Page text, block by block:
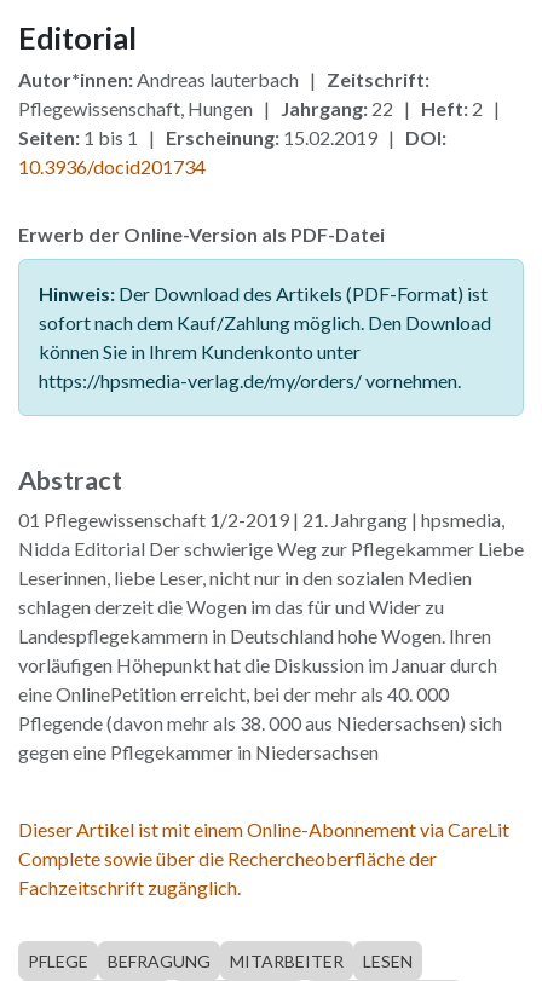
Editorial
Autor*innen:Andreas lauterbach | Zeitschrift:
Pflegewissenschaft, Hungen | Jahrgang: 22 | Heft: 2 |
Seiten: 1 bis 1 | Erscheinung: 15.02.2019 | DOI:
10.3936/docid201734
Erwerb der Online-Version als PDF-Datei
Hinweis: Der Download des Artikels (PDF-Format) ist
sofort nach dem Kauf/Zahlung möglich. Den Download
können Sie in Ihrem Kundenkonto unter
https://hpsmedia-verlag.de/my/orders/ vornehmen.
Abstract
01 Pflegewissenschaft 1/2-2019 | 21. Jahrgang | hpsmedia,
Nidda Editorial Der schwierige Weg zur Pflegekammer Liebe
Leserinnen, liebe Leser, nicht nur in den sozialen Medien
schlagen derzeit die Wogen im das für und Wider zu
Landespflegekammern in Deutschland hohe Wogen. Ihren
vorläufigen Höhepunkt hat die Diskussion im Januar durch
eine OnlinePetition erreicht, bei der mehr als 40. 000
Pflegende (davon mehr als 38. 000 aus Niedersachsen) sich
gegen eine Pflegekammer in Niedersachsen
Dieser Artikel ist mit einem Online-Abonnement via CareLit
Complete sowie über die Rechercheoberfläche der
Fachzeitschrift zugänglich.
PFLEGE BEFRAGUNG MITARBEITER
LESEN